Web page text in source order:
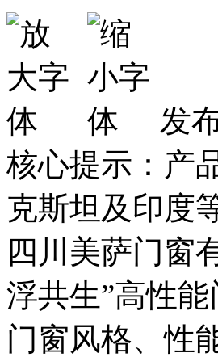
发
核心提示：产
克斯坦及印度
四川美萨门窗
浮共生”高性
门窗风格、性